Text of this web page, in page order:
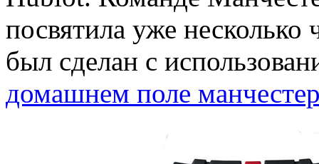
посвятила уже
был сделан с
домашнем поле